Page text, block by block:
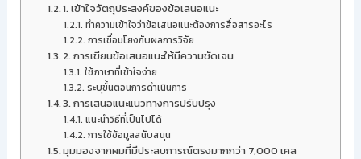
1. เข้าใจวัตถุประสงค์ของข้อเสนอแนะ
ทำความเข้าใจว่าข้อเสนอแนะต้องการสื่อสารอะไร
การเชื่อมโยงกับผลการวิจัย
2. การเขียนข้อเสนอแนะให้มีความชัดเจน
ใช้ภาษาที่เข้าใจง่าย
ระบุขั้นตอนการดำเนินการ
3. การเสนอแนะแนวทางการปรับปรุง
แนะนำวิธีที่เป็นไปได้
การใช้ข้อมูลสนับสนุน
มุมมองจากผมที่มีประสบการณ์ตรงมากกว่า 7,000 เคส